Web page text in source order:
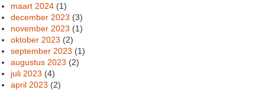
maart 2024 (1)
december 2023 (3)
november 2023 (1)
oktober 2023 (2)
september 2023 (1)
augustus 2023 (2)
juli 2023 (4)
april 2023 (2)